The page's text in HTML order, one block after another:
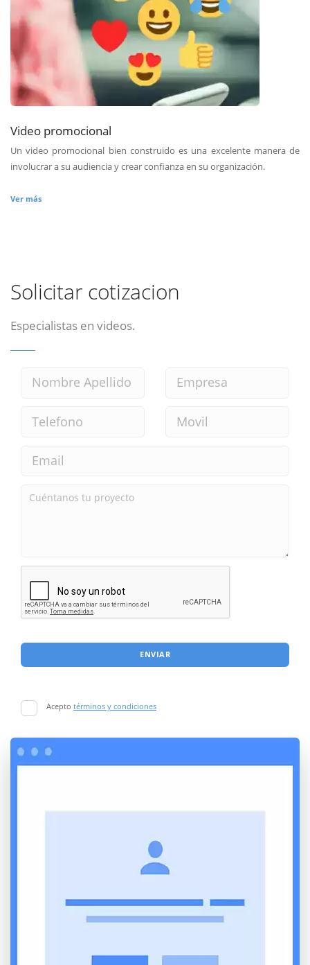
Video promocional
Un video promocional bien construido es una excelente manera de
involucrar a su audiencia y crear confianza en su organización.
Ver más
Solicitar cotizacion
Especialistas en videos.
ENVIAR
Acepto términos y condiciones